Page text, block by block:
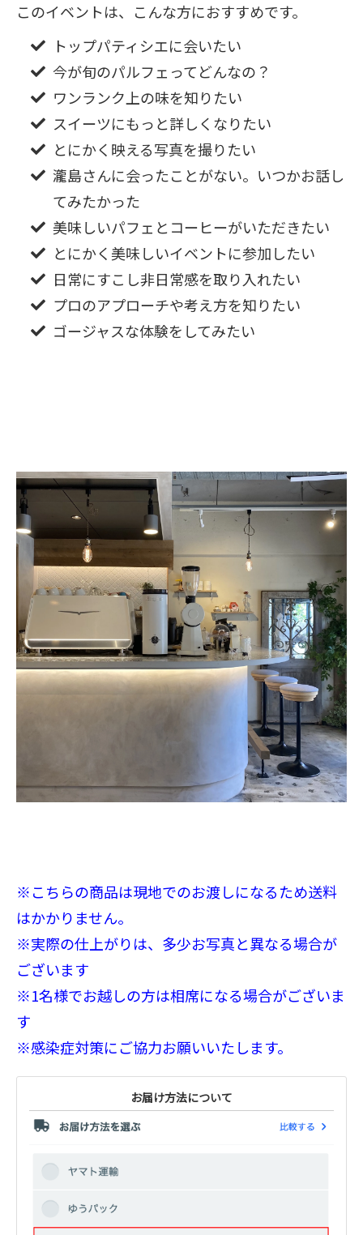
このイベントは、こんな方におすすめです。
トップパティシエに会いたい
今が旬のパルフェってどんなの？
ワンランク上の味を知りたい
スイーツにもっと詳しくなりたい
とにかく映える写真を撮りたい
瀧島さんに会ったことがない。いつかお話し
てみたかった
美味しいパフェとコーヒーがいただきたい
とにかく美味しいイベントに参加したい
日常にすこし非日常感を取り入れたい
プロのアプローチや考え方を知りたい
ゴージャスな体験をしてみたい
※こちらの商品は現地でのお渡しになるため送料
はかかりません。
※実際の仕上がりは、多少お写真と異なる場合が
ございます
※1名様でお越しの方は相席になる場合がございま
す
※感染症対策にご協力お願いいたします。
お届け方法について